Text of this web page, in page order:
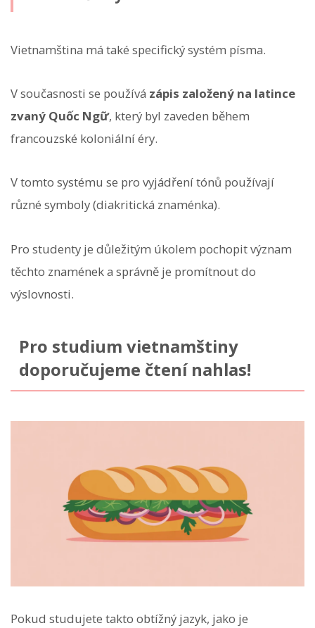
Vietnamština má také specifický systém písma.
V současnosti se používá zápis založený na latince
zvaný Quốc Ngữ, který byl zaveden během
francouzské koloniální éry.
V tomto systému se pro vyjádření tónů používají
různé symboly (diakritická znaménka).
Pro studenty je důležitým úkolem pochopit význam
těchto znamének a správně je promítnout do
výslovnosti.
Pro studium vietnamštiny
doporučujeme čtení nahlas!
Pokud studujete takto obtížný jazyk, jako je